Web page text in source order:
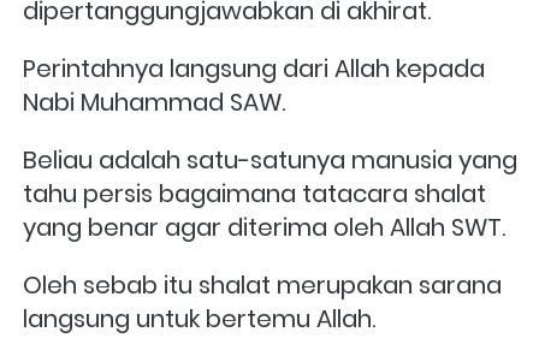
dipertanggungjawabkan di akhirat.
Perintahnya langsung dari Allah kepada
Nabi Muhammad SAW.
Beliau adalah satu-satunya manusia yang
tahu persis bagaimana tatacara shalat
yang benar agar diterima oleh Allah SWT.
Oleh sebab itu shalat merupakan sarana
langsung untuk bertemu Allah.